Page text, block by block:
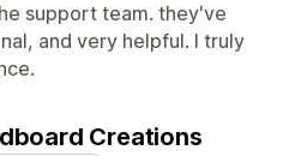
support team. they've
and very helpful. I truly
Creations